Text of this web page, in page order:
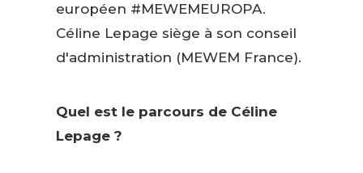
européen #MEWEMEUROPA.
Céline Lepage siège à son conseil
d'administration (MEWEM France).
Quel est le parcours de Céline
Lepage ?